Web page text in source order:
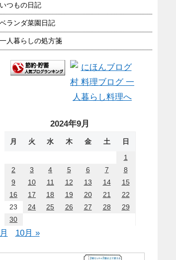
つもの日記
ベランダ菜園日記
人暮らしの処方箋
2024年9月
月 火 水 木 金 土
日
1
2
3 4 5 6 7
8
9
10 11 12 13 14
15
16
17 18 19 20 21
22
23
24 25 26 27 28
29
30
10月 »